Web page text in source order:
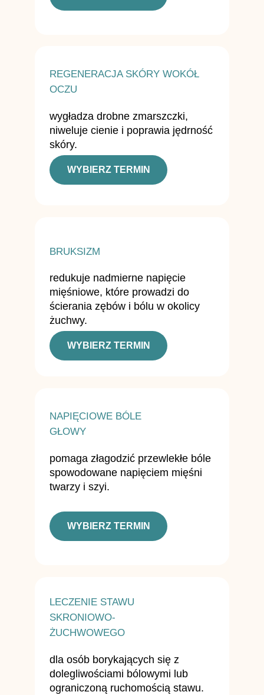
wygładza drobne zmarszczki,
niweluje cienie i poprawia jędrność
skóry.
REGENERACJA SKÓRY WOKÓŁ
OCZU
WYBIERZ TERMIN
LECZENIE STAWU
SKRONIOWO-
ŻUCHWOWEGO
dla osób borykających się z
dolegliwościami bólowymi lub
ograniczoną ruchomością stawu.
WYBIERZ TERMIN
pomaga złagodzić przewlekłe bóle
spowodowane napięciem mięśni
twarzy i szyi.
NAPIĘCIOWE BÓLE
GŁOWY
WYBIERZ TERMIN
BRUKSIZM
redukuje nadmierne napięcie
mięśniowe, które prowadzi do
ścierania zębów i bólu w okolicy
żuchwy.